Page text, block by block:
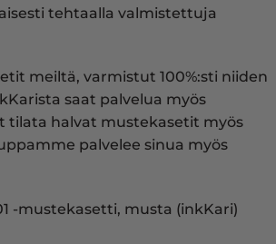
tehtaalla valmistettuja
meiltä, varmistut 100%:sti niiden
saat palvelua myös
tilata halvat mustekasetit myös
palvelee sinua myös
-mustekasetti, musta (inkKari)